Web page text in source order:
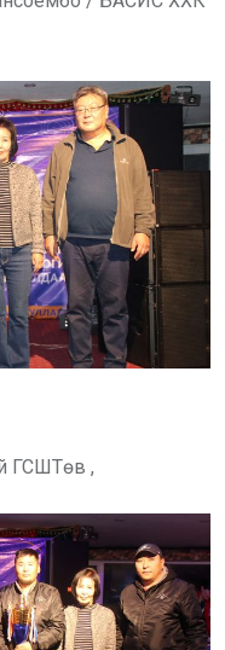
ГСШТөв ,